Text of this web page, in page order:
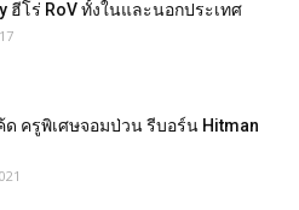
ฮีโร่ RoV ทั้งในและนอกประเทศ
ด ครูพิเศษจอมป่วน รีบอร์น Hitman